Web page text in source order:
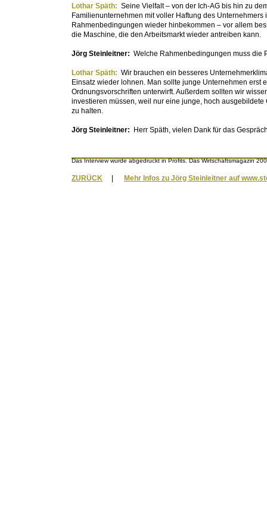
Lothar Späth: Seine Vielfalt – von der Ich-AG bis hin zu
Familienunternehmen mit voller Haftung des
Rahmenbedingungen wieder hinbekommen – vor allem
die Maschine, die den Arbeitsmarkt wieder antreiben kann.
Jörg Steinleitner: Welche Rahmenbedingungen muss die
Lothar Späth: Wir brauchen ein besseres
Einsatz wieder lohnen. Man sollte junge Unternehmen
Ordnungsvorschriften unterwirft. Außerdem sollten wir
investieren müssen, weil nur eine junge, hoch
zu halten.
Jörg Steinleitner: Herr Späth, vielen Dank für das
Das Interview wurde abgedruckt in Profits. Das Wirtschaftsmagazin
ZURÜCK Mehr Infos zu Jörg Steinleitner auf